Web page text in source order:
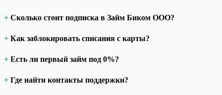
Сколько стоит подписка в Займ Биком ООО?
Как заблокировать списания с карты?
Есть ли первый займ под 0%?
Где найти контакты поддержки?